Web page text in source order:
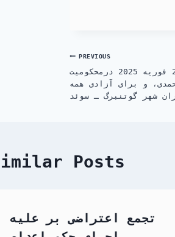
Post
navigation
PREVIOUS
آکسیون اعتراضی روز شنبه 22 فوریه 2025 درمحکومیت
و برای آزادی همه
شهر گوتنبرگ ـ سوئد
Posts
تجمع اعتراضی بر علیه